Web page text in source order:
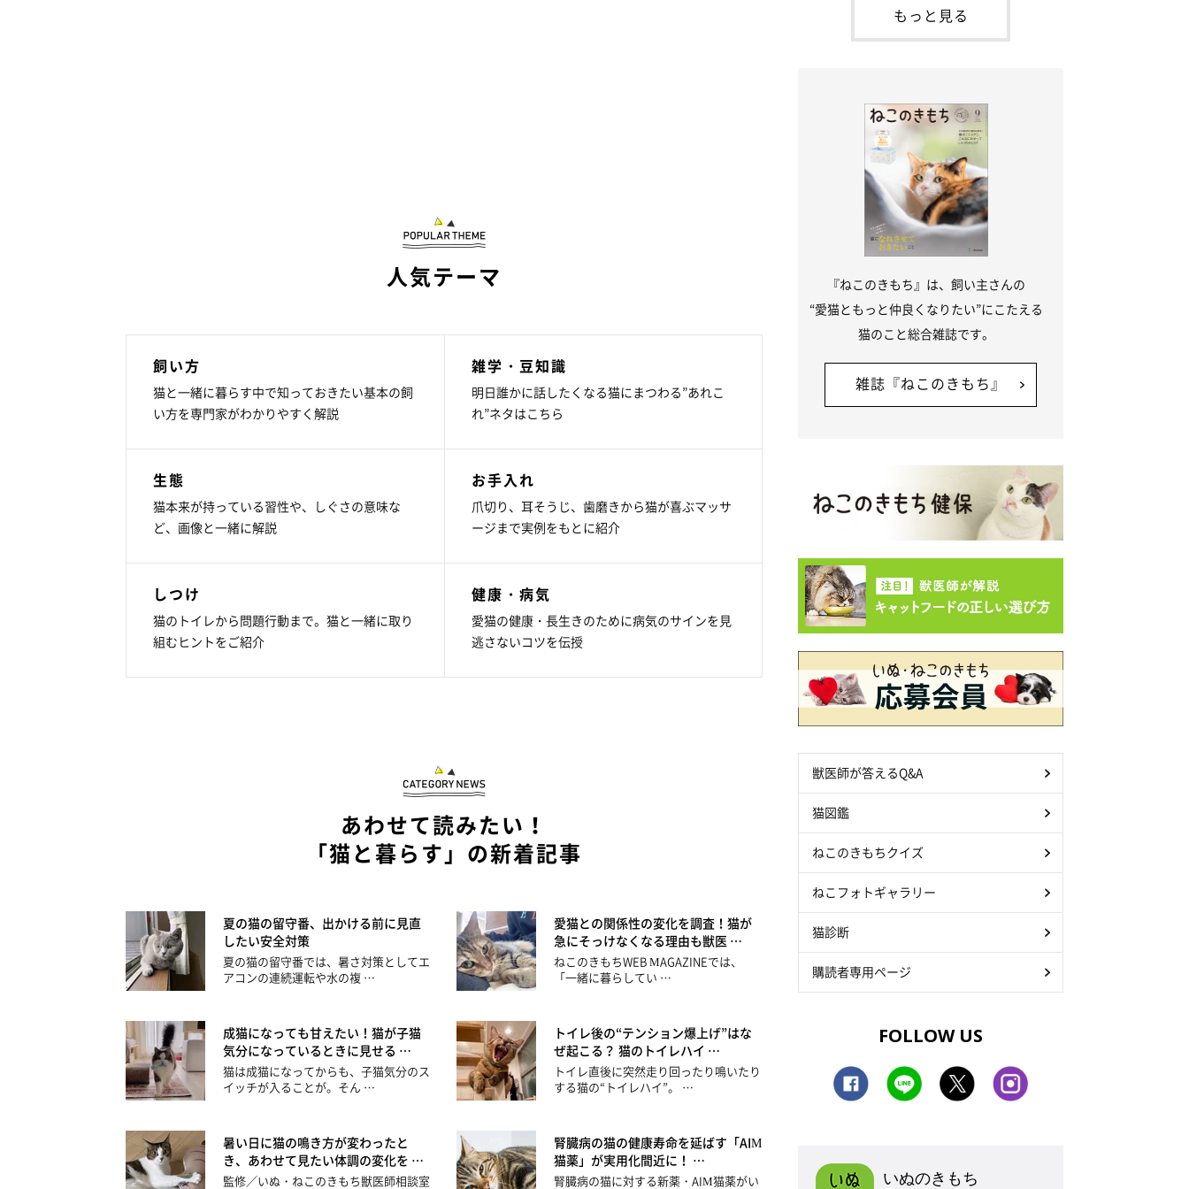
人気テーマ
飼い方
猫と一緒に暮らす中で知っておきたい基本の飼
い方を専門家がわかりやすく解説
雑学・豆知識
明日誰かに話したくなる猫にまつわる”あれこ
れ”ネタはこちら
生態
猫本来が持っている習性や、しぐさの意味な
ど、画像と一緒に解説
お手入れ
爪切り、耳そうじ、歯磨きから猫が喜ぶマッサ
ージまで実例をもとに紹介
しつけ
猫のトイレから問題行動まで。猫と一緒に取り
組むヒントをご紹介
健康・病気
愛猫の健康・長生きのために病気のサインを見
逃さないコツを伝授
あわせて読みたい！
「猫と暮らす」の新着記事
夏の猫の留守番、出かける前に見直
したい安全対策
夏の猫の留守番では、暑さ対策としてエ
アコンの連続運転や水の複 …
愛猫との関係性の変化を調査！猫が
急にそっけなくなる理由も獣医 …
ねこのきもちWEB MAGAZINEでは、
「一緒に暮らしてい …
成猫になっても甘えたい！猫が子猫
気分になっているときに見せる …
猫は成猫になってからも、子猫気分のス
イッチが入ることが。そん …
トイレ後の“テンション爆上げ”はな
ぜ起こる？ 猫のトイレハイ …
トイレ直後に突然走り回ったり鳴いたり
する猫の“トイレハイ”。 …
暑い日に猫の鳴き方が変わったと
き、あわせて見たい体調の変化を …
監修／いぬ・ねこのきもち獣医師相談室
腎臓病の猫の健康寿命を延ばす「AIM
猫薬」が実用化間近に！ …
腎臓病の猫に対する新薬・AIM猫薬がい
てお世話を求めるときに鳴き声を使いま
す。子猫なので「ニャー」よりもややか細
い「ミャア」といった鳴き声になります
もっと見る
『ねこのきもち』は、飼い主さんの
“愛猫ともっと仲良くなりたい”にこたえる
猫のこと総合雑誌です。
雑誌『ねこのきもち』
獣医師が答えるQ&A
猫図鑑
ねこのきもちクイズ
ねこフォトギャラリー
猫診断
購読者専用ページ
FOLLOW US
いぬのきもち